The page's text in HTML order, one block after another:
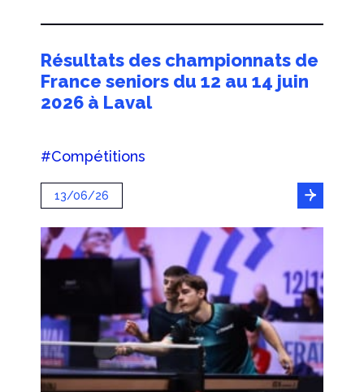
Résultats des championnats de
France seniors du 12 au 14 juin
2026 à Laval
#Compétitions
13/06/26